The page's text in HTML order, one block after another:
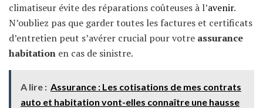
climatiseur évite des réparations coûteuses à l’avenir.
N’oubliez pas que garder toutes les factures et certificats
d’entretien peut s’avérer crucial pour votre assurance
habitation en cas de sinistre.
A lire : Assurance : Les cotisations de mes contrats
auto et habitation vont-elles connaître une hausse